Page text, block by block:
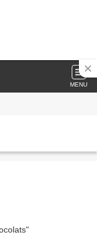
MENU